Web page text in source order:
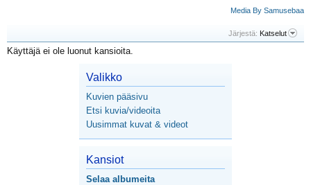
Media By Samusebaa
Järjestä: Katselut
Käyttäjä ei ole luonut kansioita.
Valikko
Kuvien pääsivu
Etsi kuvia/videoita
Uusimmat kuvat & videot
Kansiot
Selaa albumeita